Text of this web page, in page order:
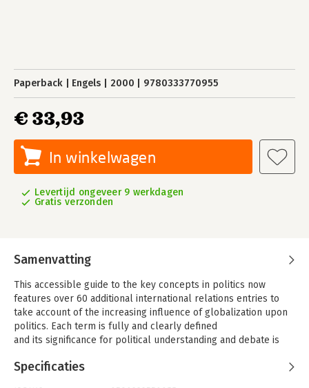
Paperback Engels 2000 9780333770955
€ 33,93
In winkelwagen
Levertijd ongeveer 9 werkdagen
Gratis verzonden
Samenvatting
This accessible guide to the key concepts in politics now
features over 60 additional international relations entries to
take account of the increasing influence of globalization upon
politics. Each term is fully and clearly defined
and its significance for political understanding and debate is
Specificaties